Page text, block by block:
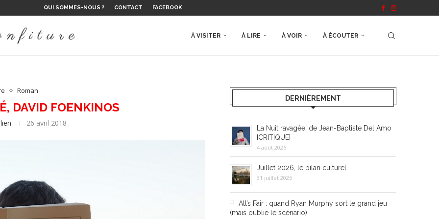
QUI SOMMES-NOUS ? CONTACT FACEBOOK
À VISITER À LIRE À VOIR À ÉCOUTER
Roman
DAVID FOENKINOS
26 avril 2018
DERNIÈREMENT
La Nuit ravagée, de Jean-Baptiste Del Amo
[CRITIQUE]
4 août 2026
Juillet 2026, le bilan culturel
31 juillet 2026
All’s Fair : quand Ryan Murphy sort le grand jeu
(mais oublie le scénario)